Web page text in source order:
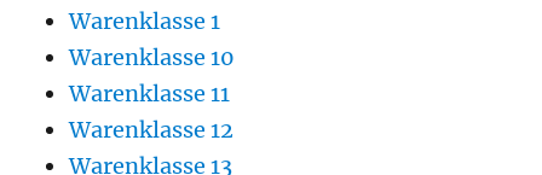
Warenklasse 1
Warenklasse 10
Warenklasse 11
Warenklasse 12
Warenklasse 13